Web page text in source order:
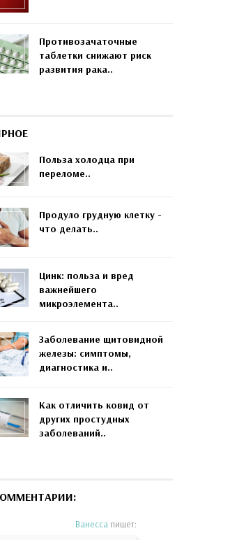
Противозачаточные
таблетки снижают риск
развития рака..
Польза холодца при
переломе..
Продуло грудную клетку -
что делать..
Цинк: польза и вред
важнейшего
микроэлемента..
Заболевание щитовидной
железы: симптомы,
диагностика и..
Как отличить ковид от
других простудных
заболеваний..
Ванесса пишет: